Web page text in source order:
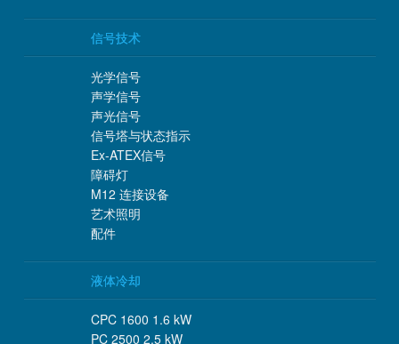
信号技术
光学信号
声学信号
声光信号
信号塔与状态指示
Ex-ATEX信号
障碍灯
M12 连接设备
艺术照明
配件
液体冷却
CPC 1600 1.6 kW
PC 2500 2.5 kW